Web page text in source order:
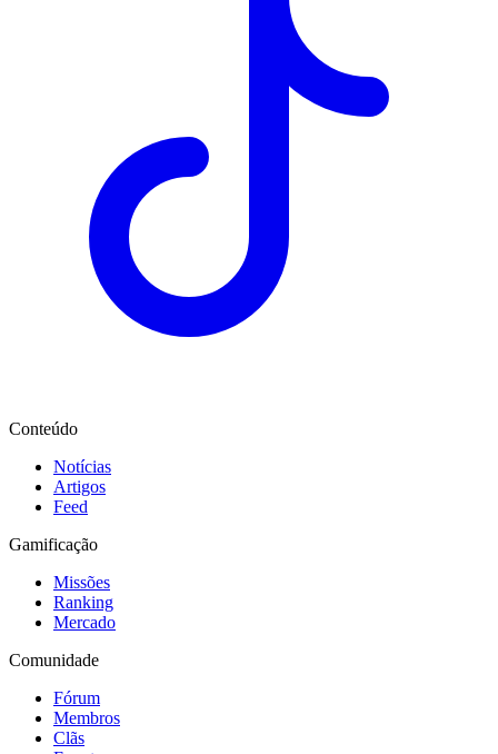
Conteúdo
Notícias
Artigos
Feed
Gamificação
Missões
Ranking
Mercado
Comunidade
Fórum
Membros
Clãs